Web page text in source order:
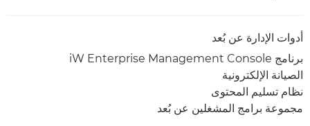
أدوات الإدارة عن بُعد
الصيانة الإلكترونية
نظام تسليم المحتوى
مجموعة برامج المشغلين عن بُعد